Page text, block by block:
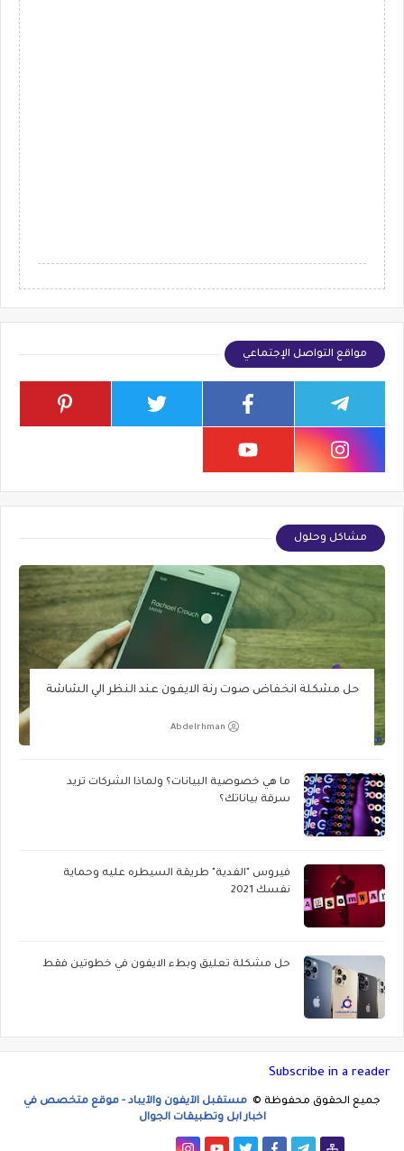
مواقع التواصل الإجتماعي
مشاكل وحلول
حل مشكلة انخفاض صوت رنة الايفون عند النظر الي الشاشة
Abdelrhman
ما هي خصوصية البيانات؟ ولماذا الشركات تريد
سرقة بياناتك؟
فيروس "الفدية" طريقة السيطره عليه وحماية
نفسك 2021
حل مشكلة تعليق وبطء الايفون في خطوتين فقط
Subscribe in a reader
جميع الحقوق محفوظة © مستقبل الآيفون والآيباد - موقع متخصص في
اخبار ابل وتطبيقات الجوال